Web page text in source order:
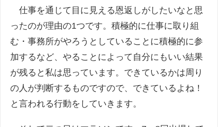
仕事を通じて目に見える恩返しがしたいなと思
ったのが理由の1つです。積極的に仕事に取り組
む・事務所がやろうとしていることに積極的に参
加するなど、やることによって自分にもいい結果
が残ると私は思っています。できているかは周り
の人が判断するものですので、できているよね！
と言われる行動をしていきます。